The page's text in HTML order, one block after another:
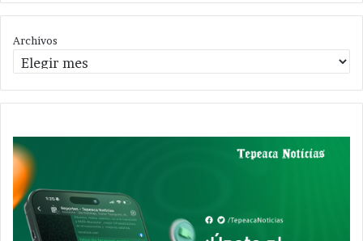
Archivos